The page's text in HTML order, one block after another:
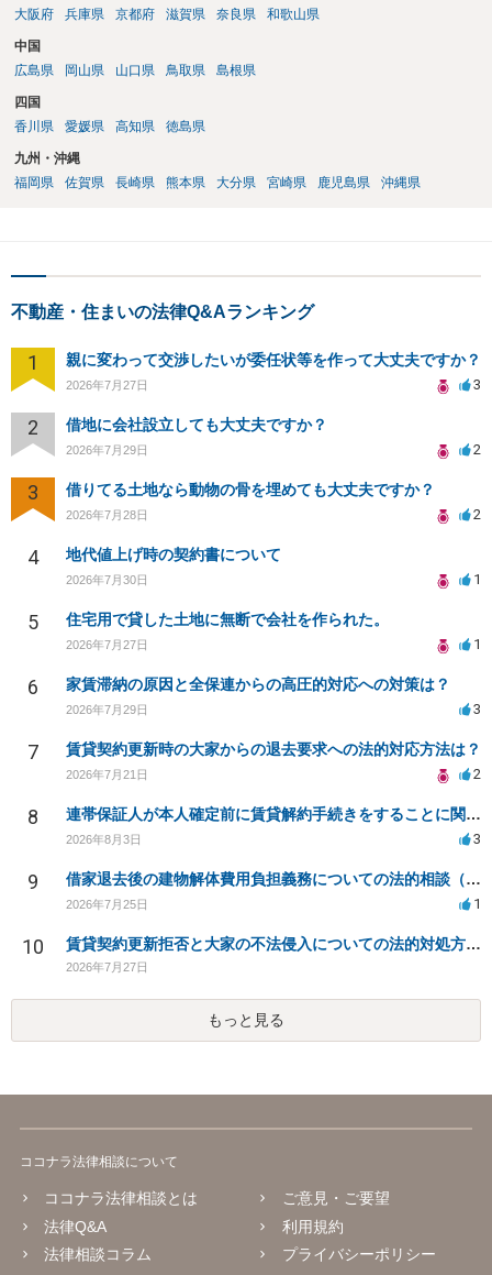
大阪府
兵庫県 京都府 滋賀県 奈良県 和歌山県
中国
広島県
岡山県 山口県 鳥取県 島根県
四国
香川県
愛媛県 高知県 徳島県
九州・沖縄
福岡県
佐賀県 長崎県 熊本県 大分県 宮崎県 鹿児島県 沖縄県
不動産・住まいの法律Q&Aランキング
1 親に変わって交渉したいが委任状等を作って大丈夫ですか？
2026年7月27日 3
2 借地に会社設立しても大丈夫ですか？
2026年7月29日 2
3 借りてる土地なら動物の骨を埋めても大丈夫ですか？
2026年7月28日 2
4 地代値上げ時の契約書について
2026年7月30日 1
5 住宅用で貸した土地に無断で会社を作られた。
2026年7月27日 1
6 家賃滞納の原因と全保連からの高圧的対応への対策は？
2026年7月29日 3
7 賃貸契約更新時の大家からの退去要求への法的対応方法は？
2026年7月21日 2
8 連帯保証人が本人確定前に賃貸解約手続きをすることに関して
2026年8月3日 3
9 借家退去後の建物解体費用負担義務についての法的相談（補足説明修正）
2026年7月25日 1
10 賃貸契約更新拒否と大家の不法侵入についての法的対処方法は？
2026年7月27日
もっと見る
ココナラ法律相談について
ココナラ法律相談とは
法律Q&A
法律相談コラム
ご意見・ご要望
利用規約
プライバシーポリシー